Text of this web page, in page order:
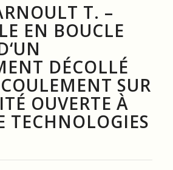
T. –
EN BOUCLE
DÉCOLLÉ
SUR
OUVERTE À
TECHNOLOGIES